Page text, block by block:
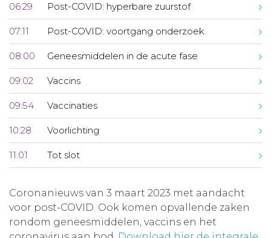
06:29 Post-COVID: hyperbare zuurstof
07:11 Post-COVID: voortgang onderzoek
08:00 Geneesmiddelen in de acute fase
09:02 Vaccins
09:54 Vaccinaties
10:28 Voorlichting
11:01 Tot slot
Coronanieuws van 3 maart 2023 met aandacht
voor post-COVID. Ook komen opvallende zaken
rondom geneesmiddelen, vaccins en het